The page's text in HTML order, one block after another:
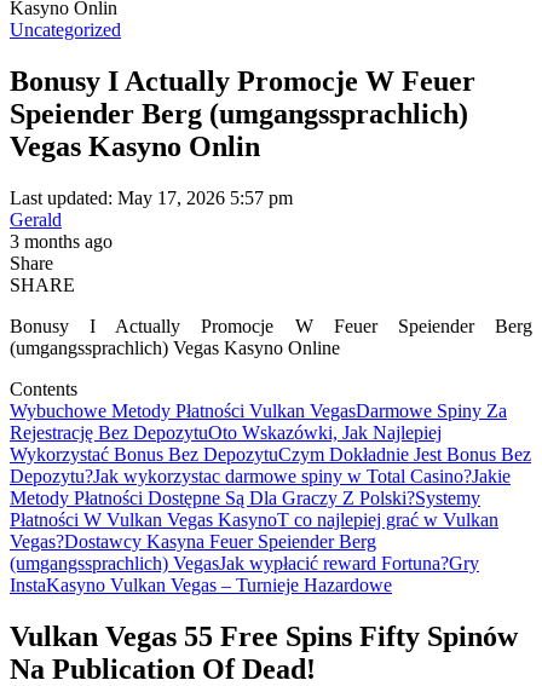
Kasyno Onlin
Uncategorized
Bonusy I Actually Promocje W Feuer
Speiender Berg (umgangssprachlich)
Vegas Kasyno Onlin
Last updated: May 17, 2026 5:57 pm
Gerald
3 months ago
Share
SHARE
Bonusy I Actually Promocje W Feuer Speiender Berg
(umgangssprachlich) Vegas Kasyno Online
Contents
Wybuchowe Metody Płatności Vulkan VegasDarmowe Spiny Za
Rejestrację Bez DepozytuOto Wskazówki, Jak Najlepiej
Wykorzystać Bonus Bez DepozytuCzym Dokładnie Jest Bonus Bez
Depozytu?Jak wykorzystac darmowe spiny w Total Casino?Jakie
Metody Płatności Dostępne Są Dla Graczy Z Polski?Systemy
Płatności W Vulkan Vegas KasynoT co najlepiej grać w Vulkan
Vegas?Dostawcy Kasyna Feuer Speiender Berg
(umgangssprachlich) VegasJak wypłacić reward Fortuna?Gry
InstaKasyno Vulkan Vegas – Turnieje Hazardowe
Vulkan Vegas 55 Free Spins Fifty Spinów
Na Publication Of Dead!